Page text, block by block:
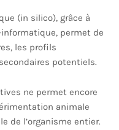
(in silico), grâce à
permet de
les profils
potentiels.
ne permet encore
animale
de l’organisme entier.